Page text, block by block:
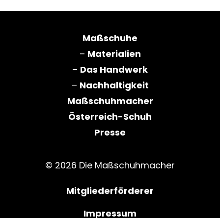
Maßschuhe
– Materialien
– Das Handwerk
– Nachhaltigkeit
Maßschuhmacher
Österreich-Schuh
Presse
© 2026 Die Maßschuhmacher
Mitgliederförderer
Impressum